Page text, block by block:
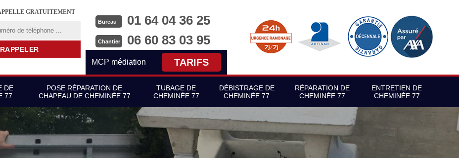
GRATUITEMENT
Bureau 01 64 04 36 25
Chantier 06 60 83 03 95
MCP médiation TARIFS
DE
77
POSE RÉPARATION DE
CHAPEAU DE CHEMINÉE 77
TUBAGE DE
CHEMINÉE 77
DÉBISTRAGE DE
CHEMINÉE 77
RÉPARATION DE
CHEMINÉE 77
ENTRETIEN DE
CHEMINÉE 77